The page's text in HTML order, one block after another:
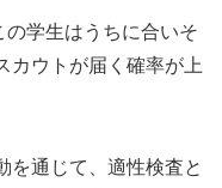
学生はうちに合いそ
カウトが届く確率が上
を通じて、適性検査と